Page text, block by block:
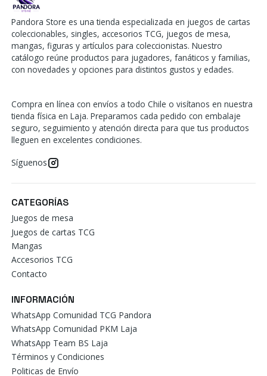
Pandora Store es una tienda especializada en juegos de cartas
coleccionables, singles, accesorios TCG, juegos de mesa,
mangas, figuras y artículos para coleccionistas. Nuestro
catálogo reúne productos para jugadores, fanáticos y familias,
con novedades y opciones para distintos gustos y edades.
Compra en línea con envíos a todo Chile o visítanos en nuestra
tienda física en Laja. Preparamos cada pedido con embalaje
seguro, seguimiento y atención directa para que tus productos
lleguen en excelentes condiciones.
Síguenos
CATEGORÍAS
Juegos de mesa
Juegos de cartas TCG
Mangas
Accesorios TCG
Contacto
INFORMACIÓN
WhatsApp Comunidad TCG Pandora
WhatsApp Comunidad PKM Laja
WhatsApp Team BS Laja
Términos y Condiciones
Politicas de Envío